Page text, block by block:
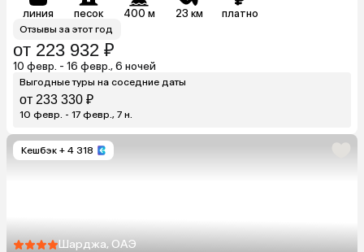
линия песок 400 м 23 км платно
Отзывы за этот год
от 223 932 ₽
10 февр. - 16 февр., 6 ночей
Выгодные туры на соседние даты
от 233 330 ₽
10 февр. - 17 февр., 7 н.
Кешбэк + 4 318
Шарджа, ОАЭ